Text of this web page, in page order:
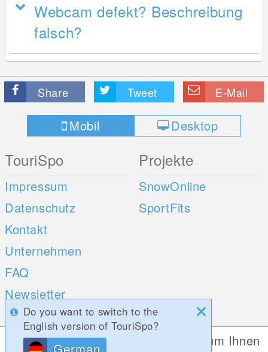
Webcam defekt? Beschreibung
falsch?
Share Tweet E-Mail
Mobil Desktop
TouriSpo
Impressum
Datenschutz
Kontakt
Unternehmen
FAQ
Newsletter
Umfragen
Projekte
SnowOnline
SportFits
Do you want to switch to the
English version of TouriSpo?
German
Diese Website verwendet Cookies, um Ihnen